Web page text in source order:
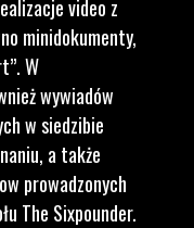
video z
minidokumenty,
W
wywiadów
w siedzibie
a także
prowadzonych
The Sixpounder.